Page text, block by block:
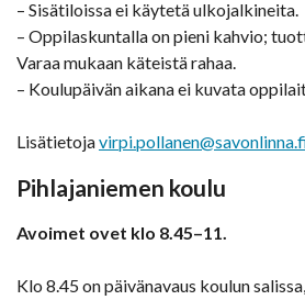
– Sisätiloissa ei käytetä ulkojalkineita.
– Oppilaskuntalla on pieni kahvio;
Varaa mukaan käteistä rahaa.
– Koulupäivän aikana ei kuvata
Lisätietoja
Pihlajaniemen koulu
Avoimet ovet klo 8.45–11.
Klo 8.45 on päivänavaus koulun